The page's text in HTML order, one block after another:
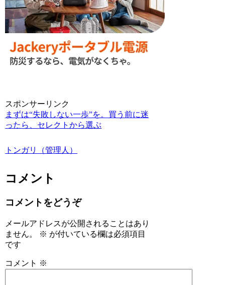
スポンサーリンク
まずは“失敗しない一歩”を。買う前に迷
ったら、セレクトから選ぶ
トンガリ（管理人）
コメント
コメントをどうぞ
メールアドレスが公開されることはあり
ません。
※ が付いている欄は必須項目
です
コメント ※